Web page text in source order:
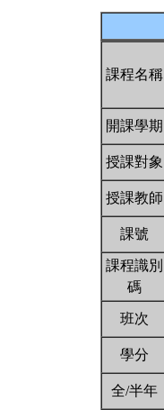
課程名稱
開課學期
授課對象
授課教師
課號
課程識別
碼
班次
學分
全/半年